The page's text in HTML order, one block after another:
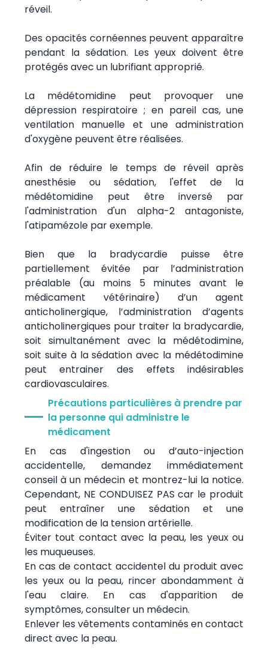
réveil.
Des opacités cornéennes peuvent apparaître
pendant la sédation. Les yeux doivent être
protégés avec un lubrifiant approprié.
La médétomidine peut provoquer une
dépression respiratoire ; en pareil cas, une
ventilation manuelle et une administration
d'oxygène peuvent être réalisées.
Afin de réduire le temps de réveil après
anesthésie ou sédation, l'effet de la
médétomidine peut être inversé par
l'administration d'un alpha-2 antagoniste,
l'atipamézole par exemple.
Bien que la bradycardie puisse être
partiellement évitée par l’administration
préalable (au moins 5 minutes avant le
médicament vétérinaire) d’un agent
anticholinergique, l’administration d’agents
anticholinergiques pour traiter la bradycardie,
soit simultanément avec la médétodimine,
soit suite à la sédation avec la médétodimine
peut entrainer des effets indésirables
cardiovasculaires.
Précautions particulières à prendre par
la personne qui administre le
médicament
En cas d'ingestion ou d’auto-injection
accidentelle, demandez immédiatement
conseil à un médecin et montrez-lui la notice.
Cependant, NE CONDUISEZ PAS car le produit
peut entraîner une sédation et une
modification de la tension artérielle.
Éviter tout contact avec la peau, les yeux ou
les muqueuses.
En cas de contact accidentel du produit avec
les yeux ou la peau, rincer abondamment à
l'eau claire. En cas d'apparition de
symptômes, consulter un médecin.
Enlever les vêtements contaminés en contact
direct avec la peau.